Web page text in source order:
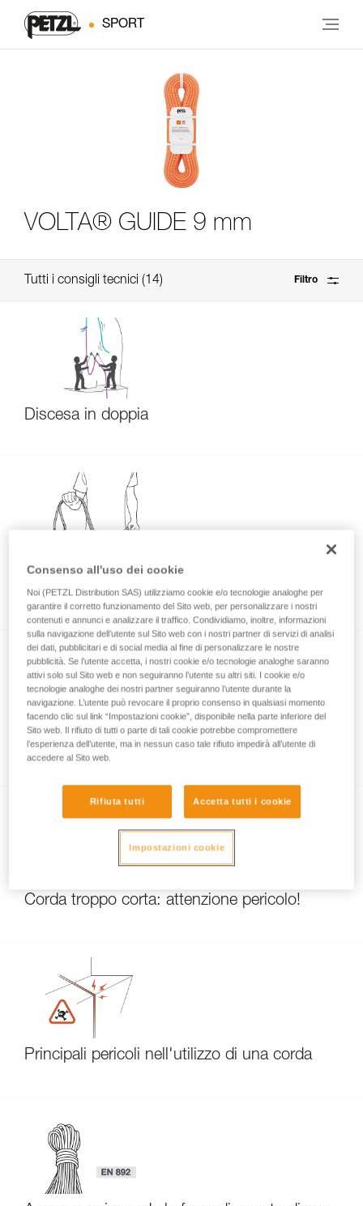
SPORT
VOLTA® GUIDE 9 mm
Tutti i consigli tecnici 14 Filtro
Discesa in doppia
Modifica della lunghezza della corda dopo
l'utilizzo
Lunghezza della corda nuova e metà-corda.
Corda troppo corta: attenzione pericolo!
Principali pericoli nell'utilizzo di una corda
Consenso all'uso dei cookie
Noi (PETZL Distribution SAS) utilizziamo cookie e/o tecnologie analoghe per
garantire il corretto funzionamento del Sito web, per personalizzare i nostri
contenuti e annunci e analizzare il traffico. Condividiamo, inoltre, informazioni
sulla navigazione dell’utente sul Sito web con i nostri partner di servizi di analisi
dei dati, pubblicitari e di social media al fine di personalizzare le nostre
pubblicità. Se l’utente accetta, i nostri cookie e/o tecnologie analoghe saranno
attivi solo sul Sito web e non seguiranno l’utente su altri siti. I cookie e/o
tecnologie analoghe dei nostri partner seguiranno l’utente durante la
navigazione. L’utente può revocare il proprio consenso in qualsiasi momento
facendo clic sul link “Impostazioni cookie”, disponibile nella parte inferiore del
Sito web. Il rifiuto di tutti o parte di tali cookie potrebbe compromettere
l’esperienza dell’utente, ma in nessun caso tale rifiuto impedirà all’utente di
accedere al Sito web.
Rifiuta tutti Accetta tutti i cookie
Impostazioni cookie